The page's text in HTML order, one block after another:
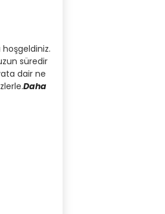
süredir
dair ne
Daha